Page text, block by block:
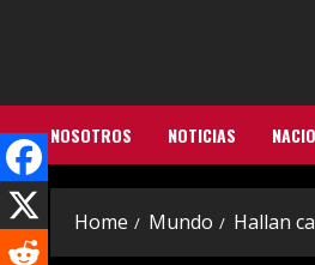
NOSOTROS NOTICIAS
Home Mundo Hallan